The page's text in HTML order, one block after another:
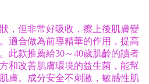
，但非常好吸收，擦上後肌膚變
適合做為前導精華的作用，提高
此款推薦給30～40歲肌齡的讀者
和改善肌膚環境的益生菌，能幫
膚。成分安全不刺激，敏感性肌